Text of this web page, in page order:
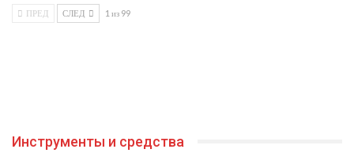
ПРЕД СЛЕД 1 из 99
Инструменты и средства